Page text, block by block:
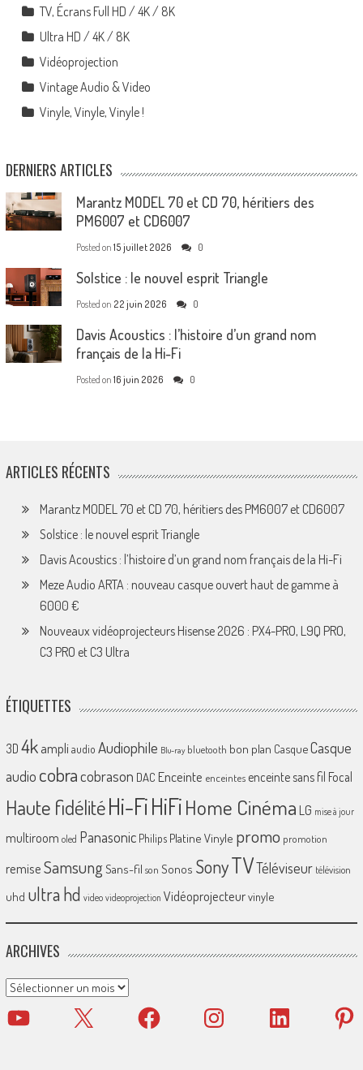
TV, Écrans Full HD / 4K / 8K
Ultra HD / 4K / 8K
Vidéoprojection
Vintage Audio & Video
Vinyle, Vinyle, Vinyle !
DERNIERS ARTICLES
Marantz MODEL 70 et CD 70, héritiers des
PM6007 et CD6007
Posted on 15 juillet 2026 0
Solstice : le nouvel esprit Triangle
Posted on 22 juin 2026 0
Davis Acoustics : l’histoire d’un grand nom
français de la Hi-Fi
Posted on 16 juin 2026 0
ARTICLES RÉCENTS
Marantz MODEL 70 et CD 70, héritiers des PM6007 et CD6007
Solstice : le nouvel esprit Triangle
Davis Acoustics : l’histoire d’un grand nom français de la Hi-Fi
Meze Audio ARTA : nouveau casque ouvert haut de gamme à
6000 €
Nouveaux vidéoprojecteurs Hisense 2026 : PX4-PRO, L9Q PRO,
C3 PRO et C3 Ultra
ÉTIQUETTES
3D 4k ampliaudio Audiophile Blu-ray bluetooth bon plan CasqueCasque
audio cobracobrason DAC Enceinte enceintes enceinte sans fil Focal
Haute fidélitéHi-FiHiFiHome Cinéma LG mise à jour
multiroom oled Panasonic Philips Platine Vinyle promo promotion
remiseSamsungSans-fil son Sonos SonyTVTéléviseur télévision
uhd ultra hd video videoprojection Vidéoprojecteurvinyle
ARCHIVES
Archives
YouTube X Facebook Instagram LinkedIn